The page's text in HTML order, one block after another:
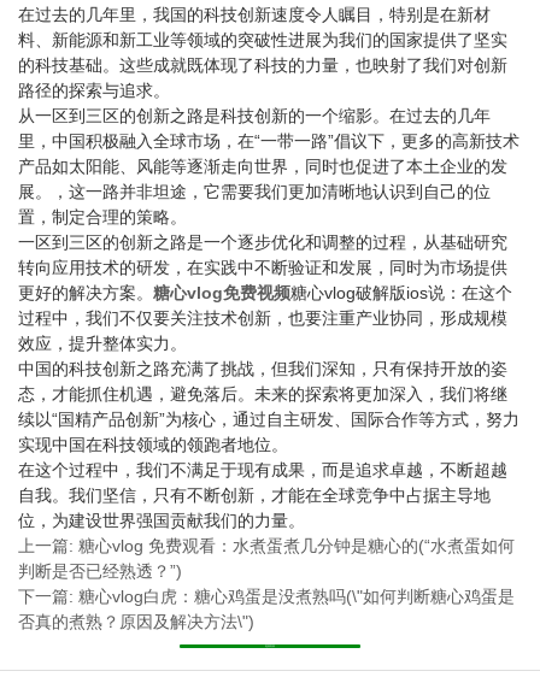
在过去的几年里，我国的科技创新速度令人瞩目，特别是在新材
料、新能源和新工业等领域的突破性进展为我们的国家提供了坚实
的科技基础。这些成就既体现了科技的力量，也映射了我们对创新
路径的探索与追求。
从一区到三区的创新之路是科技创新的一个缩影。在过去的几年
里，中国积极融入全球市场，在“一带一路”倡议下，更多的高新技术
产品如太阳能、风能等逐渐走向世界，同时也促进了本土企业的发
展。，这一路并非坦途，它需要我们更加清晰地认识到自己的位
置，制定合理的策略。
一区到三区的创新之路是一个逐步优化和调整的过程，从基础研究
转向应用技术的研发，在实践中不断验证和发展，同时为市场提供
更好的解决方案。 糖心vlog免费视频糖心vlog破解版ios说：在这个
过程中，我们不仅要关注技术创新，也要注重产业协同，形成规模
效应，提升整体实力。
中国的科技创新之路充满了挑战，但我们深知，只有保持开放的姿
态，才能抓住机遇，避免落后。未来的探索将更加深入，我们将继
续以“国精产品创新”为核心，通过自主研发、国际合作等方式，努力
实现中国在科技领域的领跑者地位。
在这个过程中，我们不满足于现有成果，而是追求卓越，不断超越
自我。我们坚信，只有不断创新，才能在全球竞争中占据主导地
位，为建设世界强国贡献我们的力量。
上一篇: 糖心vlog 免费观看：水煮蛋煮几分钟是糖心的(“水煮蛋如何
判断是否已经熟透？”)
下一篇: 糖心vlog白虎：糖心鸡蛋是没煮熟吗(\"如何判断糖心鸡蛋是
否真的煮熟？原因及解决方法\")